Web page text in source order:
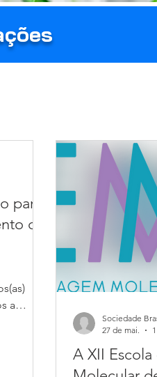
para
de
a
A XII
Sociedade
27 de mai.